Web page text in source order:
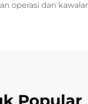
operasi dan